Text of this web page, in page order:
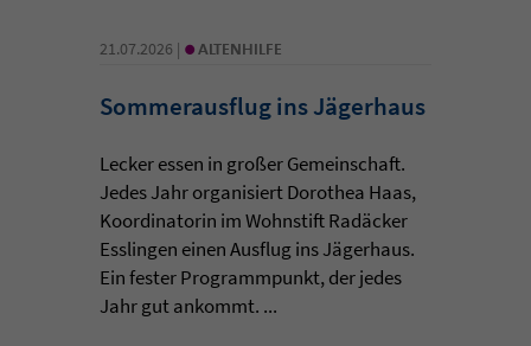
21.07.2026 | • ALTENHILFE
Sommerausflug ins Jägerhaus
Lecker essen in großer Gemeinschaft.
Jedes Jahr organisiert Dorothea Haas,
Koordinatorin im Wohnstift Radäcker
Esslingen einen Ausflug ins Jägerhaus.
Ein fester Programmpunkt, der jedes
Jahr gut ankommt. ...